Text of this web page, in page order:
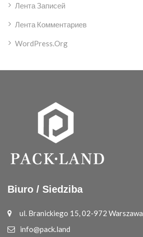
Лента Записей
Лента Комментариев
WordPress.org
Biuro / Siedziba
ul. Branickiego 15, 02-972 Warszawa
info@pack.land